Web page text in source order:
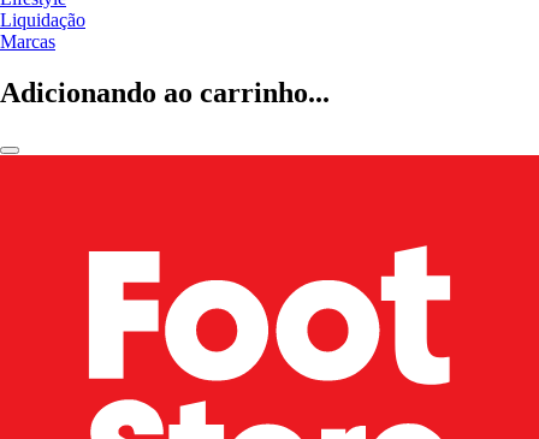
Liquidação
Marcas
Adicionando ao carrinho...